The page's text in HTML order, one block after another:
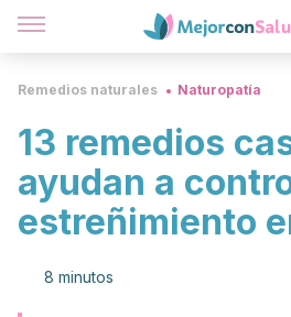
Remedios naturales Naturopatía
13 remedios
ayudan a
estreñimiento
8 minutos